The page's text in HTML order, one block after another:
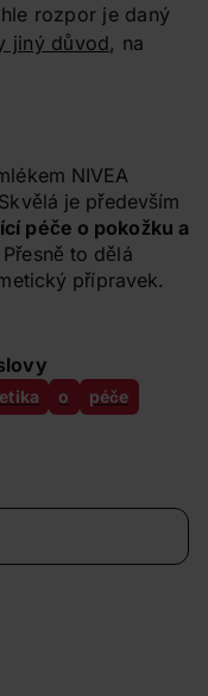
rozpor je daný
jiný důvod, na
NIVEA
je především
péče o pokožku a
Přesně to dělá
přípravek.
o
péče